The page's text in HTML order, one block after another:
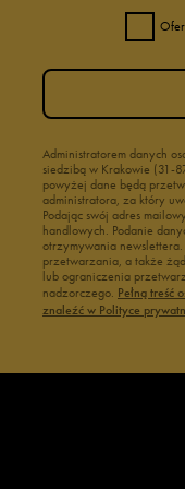
Administratorem danych
siedzibą w Krakowie (31-
powyżej dane będą
administratora, za który
Podając swój adres
handlowych. Podanie
otrzymywania
przetwarzania, a także
lub ograniczenia
nadzorczego. Pełną treść
znaleźć w Polityce